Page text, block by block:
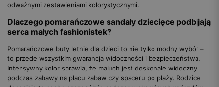
odważnymi zestawieniami kolorystycznymi.
Dlaczego pomarańczowe sandały dziecięce podbijają
serca małych fashionistek?
Pomarańczowe buty letnie dla dzieci to nie tylko modny wybór –
to przede wszystkim gwarancja widoczności i bezpieczeństwa.
Intensywny kolor sprawia, że maluch jest doskonale widoczny
podczas zabawy na placu zabaw czy spaceru po plaży. Rodzice